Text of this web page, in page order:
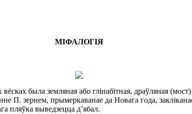
МІФАЛОГІЯ
была земляная або глінабітная, драўляная (мост)
П. зернем, прымеркаванае да Новага года,
пляўка выведзецца д’ябал.